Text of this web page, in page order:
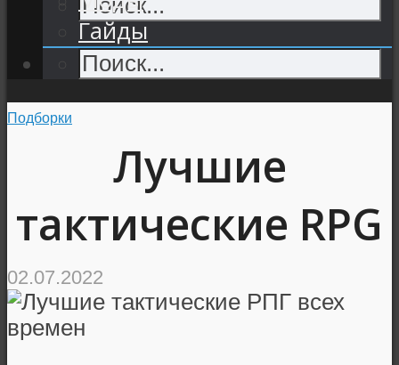
Гайды
Подборки
Лучшие
тактические RPG
02.07.2022